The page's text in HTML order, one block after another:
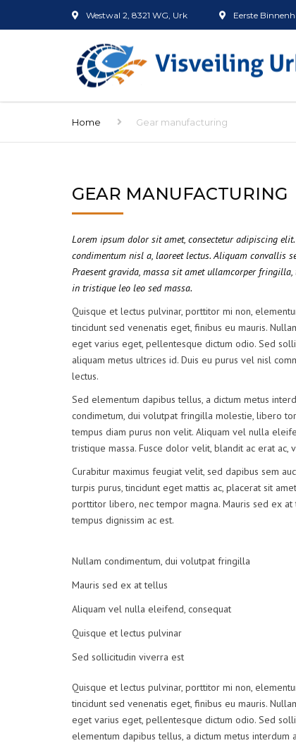
Westwal 2, 8321 WG, Urk Eerste
Home Gear manufacturing
GEAR MANUFACTURING
Lorem ipsum dolor sit amet, consectetur adipiscing
condimentum nisl a, laoreet lectus. Aliquam convallis
Praesent gravida, massa sit amet ullamcorper
in tristique leo leo sed massa.
Quisque et lectus pulvinar, porttitor mi non,
tincidunt sed venenatis eget, finibus eu mauris.
eget varius eget, pellentesque dictum odio. Sed
aliquam metus ultrices id. Duis eu purus vel nisl
lectus.
Sed elementum dapibus tellus, a dictum metus
condimetum, dui volutpat fringilla molestie, libero
tempus diam purus non velit. Aliquam vel nulla
tristique massa. Fusce dolor velit, blandit ac erat ac,
Curabitur maximus feugiat velit, sed dapibus sem
turpis purus, tincidunt eget mattis ac, placerat sit
porttitor libero, nec tempor magna. Mauris sed ex
tempus dignissim ac est.
Nullam condimentum, dui volutpat fringilla
Mauris sed ex at tellus
Aliquam vel nulla eleifend, consequat
Quisque et lectus pulvinar
Sed sollicitudin viverra est
Quisque et lectus pulvinar, porttitor mi non,
tincidunt sed venenatis eget, finibus eu mauris.
eget varius eget, pellentesque dictum odio. Sed
elementum dapibus tellus, a dictum metus interdum